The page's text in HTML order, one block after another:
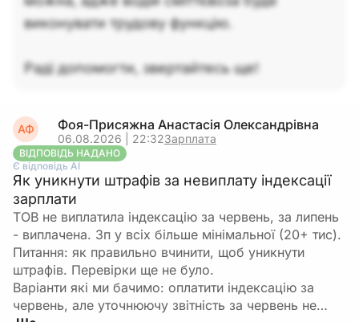
виконувати трудову функцію.
Раді допомогти, звертайтесь ще!
АФ Фоя-Присяжна Анастасія Олександрівна
06.08.2026 | 22:32Зарплата
ВІДПОВІДЬ НАДАНО
Є відповідь АІ
Як уникнути штрафів за невиплату індексації
зарплати
ТОВ не виплатила індексацію за червень, за липень
- виплачена. Зп у всіх більше мінімальної (20+ тис).
Питання: як правильно вчинити, щоб уникнути
штрафів. Перевірки ще не було.
Варіанти які ми бачимо: оплатити індексацію за
червень, але уточнюючу звітність за червень не…